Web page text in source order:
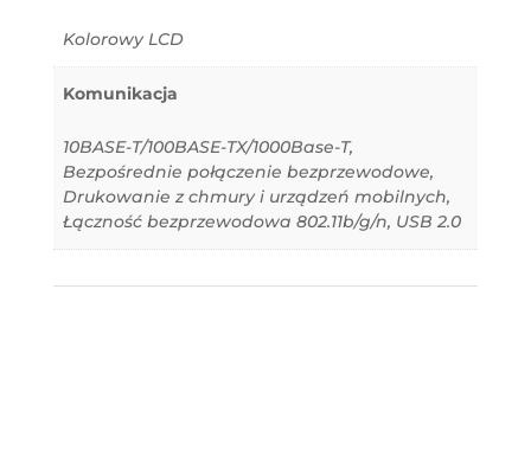
Kolorowy LCD
Komunikacja
10BASE-T/100BASE-TX/1000Base-T,
Bezpośrednie połączenie bezprzewodowe,
Drukowanie z chmury i urządzeń mobilnych,
Łączność bezprzewodowa 802.11b/g/n, USB 2.0